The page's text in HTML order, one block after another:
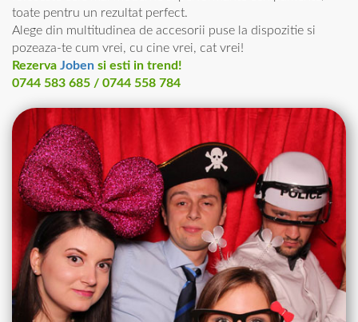
toate pentru un rezultat perfect.
Alege din multitudinea de accesorii puse la dispozitie si
pozeaza-te cum vrei, cu cine vrei, cat vrei!
Rezerva Joben si esti in trend!
0744 583 685 / 0744 558 784